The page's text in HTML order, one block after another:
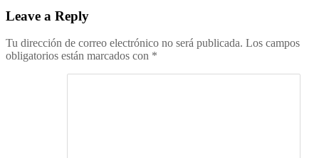
Leave a Reply
Tu dirección de correo electrónico no será publicada. Los campos
obligatorios están marcados con *